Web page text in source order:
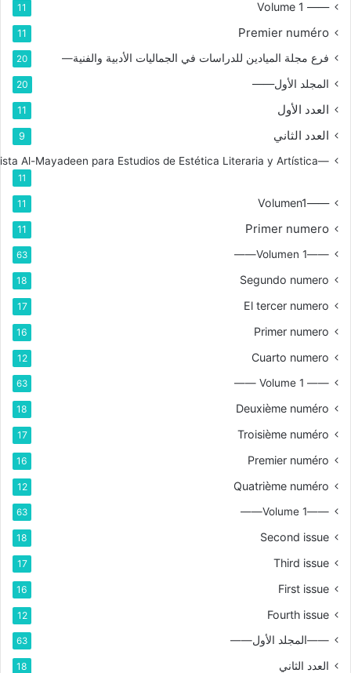
—— Volume 1
11
Premier numéro
11
فرع مجلة الميادين للدراسات في الجماليات الأدبية والفنية— 20
المجلد الأول—— 20
العدد الأول 11
العدد الثاني 9
—Rama de la Revista Al-Mayadeen para Estudios de Estética Literaria y Artística
11
——Volumen1
11
Primer numero
11
——Volumen 1——
63
Segundo numero
18
El tercer numero
17
Primer numero
16
Cuarto numero
12
—— Volume 1 ——
63
Deuxième numéro
18
Troisième numéro
17
Premier numéro
16
Quatrième numéro
12
——Volume 1——
63
Second issue
18
Third issue
17
First issue
16
Fourth issue
12
——المجلد الأول—— 63
العدد الثاني 18